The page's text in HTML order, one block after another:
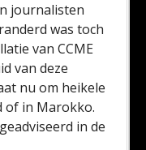
journalisten
was toch
van CCME
van deze
nu om heikele
of in Marokko.
in de